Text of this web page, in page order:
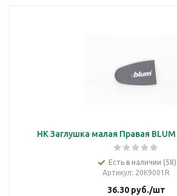
HK Заглушка малая Правая
Есть в наличии (58)
Артикул: 20K9001R
36.30руб./шт